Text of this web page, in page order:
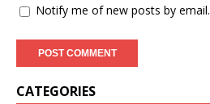
统是改变游戏规则的武器。
S-400防空导弹系统，所以
巴基斯坦空军战斗机无法使
军还袭击了巴基斯坦空军的
Notify me of new posts by email.
CATEGORIES